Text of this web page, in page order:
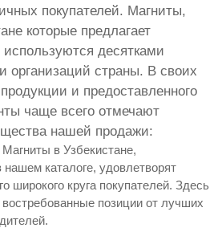
покупателей. Магниты,
которые предлагает
десятками
организаций страны. В своих
и предоставленного
чаще всего отмечают
нашей продажи:
Магниты в Узбекистане,
каталоге, удовлетворят
широкого круга покупателей. Здесь
позиции от лучших